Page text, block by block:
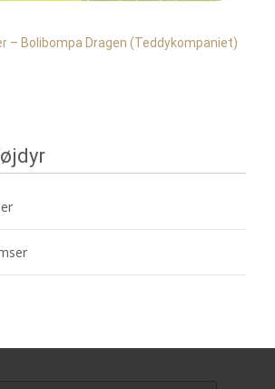
– Bolibompa Dragen (Teddykompaniet)